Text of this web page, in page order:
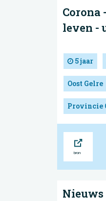
Corona
leven -
5 jaar
Oost Gelre
Provincie
Nieuws